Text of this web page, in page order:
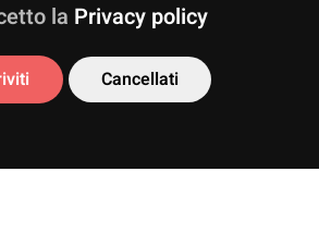
la Privacy policy